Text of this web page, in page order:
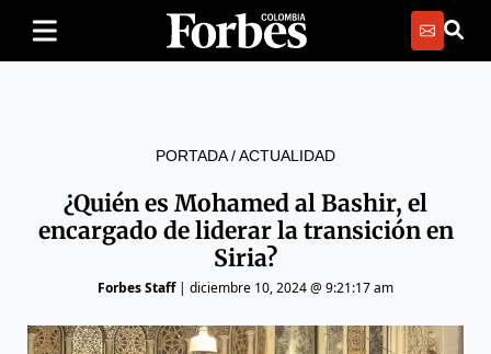
PORTADA/ACTUALIDAD
¿Quién es Mohamed al Bashir, el
encargado de liderar la transición en
Siria?
Forbes Staff| diciembre 10, 2024 @ 9:21:17 am